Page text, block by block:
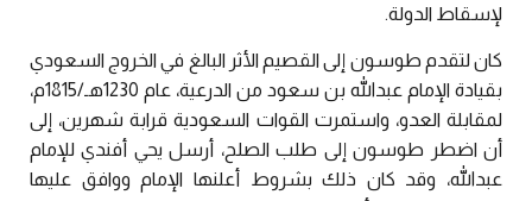
لإسقاط الدولة.
كان لتقدم طوسون إلى القصيم الأثر البالغ في الخروج السعودي
بقيادة الإمام عبدالله بن سعود من الدرعية، عام 1230هـ/1815م،
لمقابلة العدو، واستمرت القوات السعودية قرابة شهرين، إلى
أن اضطر طوسون إلى طلب الصلح، أرسل يحي أفندي للإمام
عبدالله، وقد كان ذلك بشروط أعلنها الإمام ووافق عليها